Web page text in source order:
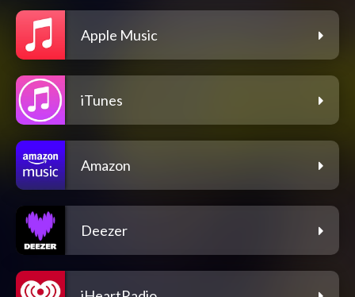
Apple Music
iTunes
Amazon
Deezer